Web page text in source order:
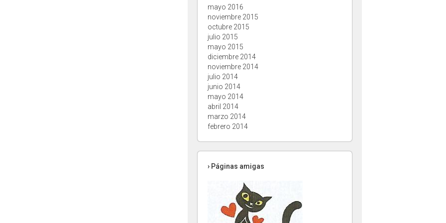
mayo 2016
noviembre 2015
octubre 2015
julio 2015
mayo 2015
diciembre 2014
noviembre 2014
julio 2014
junio 2014
mayo 2014
abril 2014
marzo 2014
febrero 2014
› Páginas amigas